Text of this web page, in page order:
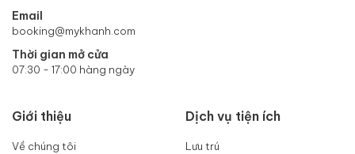
Email
booking@mykhanh.com
Thời gian mở cửa
07:30 - 17:00 hàng ngày
Giới thiệu
Về chúng tôi
Dịch vụ tiện ích
Lưu trú